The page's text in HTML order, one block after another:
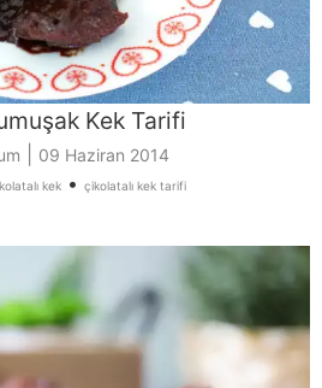
Kek Tarifi
09 Haziran 2014
kek• çikolatalı kek tarifi